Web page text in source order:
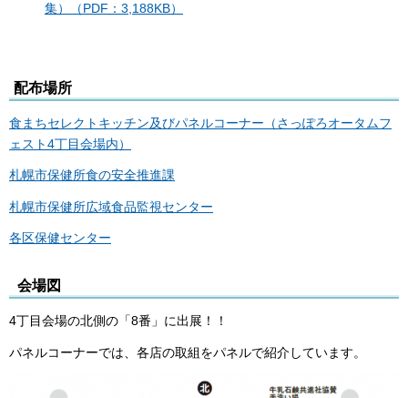
集）（PDF：3,188KB）
配布場所
食まちセレクトキッチン及びパネルコーナー（さっぽろオータムフ
ェスト4丁目会場内）
札幌市保健所食の安全推進課
札幌市保健所広域食品監視センター
各区保健センター
会場図
4丁目会場の北側の「8番」に出展！！
パネルコーナーでは、各店の取組をパネルで紹介しています。